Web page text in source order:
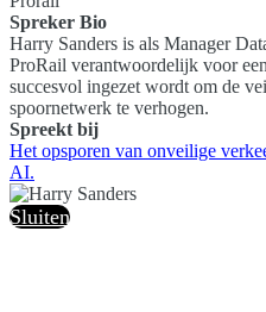
Spreker Bio
Harry Sanders is als Manager
ProRail verantwoordelijk voor
succesvol ingezet wordt om de
spoornetwerk te verhogen.
Spreekt bij
Het opsporen van onveilige
AI.
Sluiten